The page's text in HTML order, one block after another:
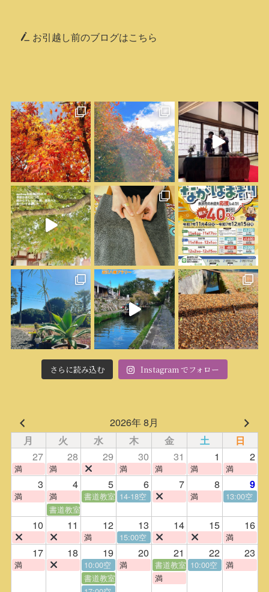
お引越し前のブログはこちら
さらに読み込む Instagram でフォロー
2026年 8月
月 火 水 木 金 土 日
27 28 29 30 31 1 2
満 満 満 満 満 満
3 4 5 6 7 8 9
満 満 書道教室 14-18空 満
13:00空
書道教室
10 11 12 13 14 15 16
満 15:00空 満
17 18 19 20 21 22 23
満 10:00空 満 書道教室 10:00空
満
書道教室
満